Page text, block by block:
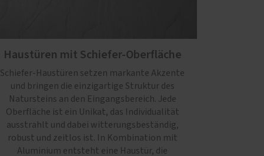
Haustüren mit Schiefer-Oberfläche
Schiefer-Haustüren setzen markante Akzente
und bringen die einzigartige Struktur des
Natursteins an den Eingangsbereich. Jede
Oberfläche ist ein Unikat, das Individualität
ausstrahlt und dabei witterungsbeständig,
robust und zeitlos ist. In Kombination mit
Aluminium entsteht eine Haustür, die